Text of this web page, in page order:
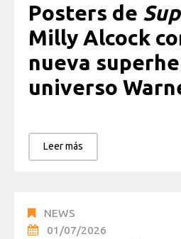
Posters de
Milly Alcock
nueva
universo
Leer más
NEWS
01/07/2026